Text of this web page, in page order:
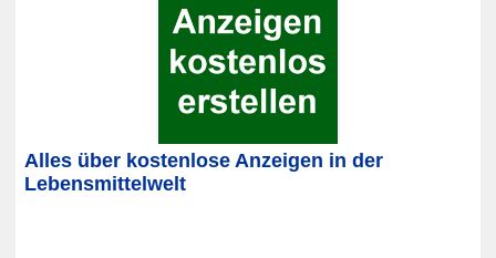
Alles über kostenlose Anzeigen in der
Lebensmittelwelt